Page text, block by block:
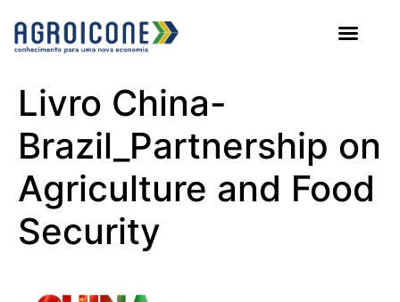
Livro China-
Brazil_Partnership on
Agriculture and Food
Security